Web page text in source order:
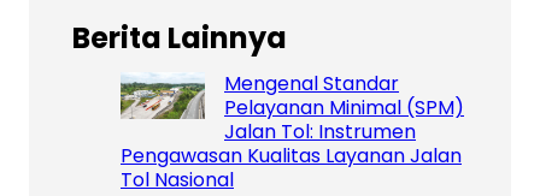
Berita Lainnya
Mengenal Standar
Pelayanan Minimal (SPM)
Jalan Tol: Instrumen
Pengawasan Kualitas Layanan Jalan
Tol Nasional